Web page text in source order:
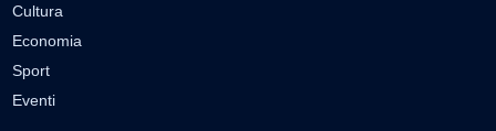
Cultura
Economia
Sport
Eventi